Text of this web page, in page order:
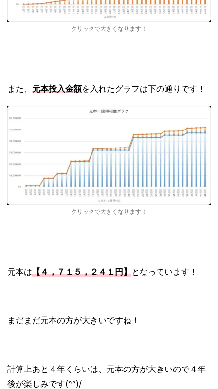
クリックで大きくなります！
また、 元本投入金額を入れたグラフは下の通りです！
クリックで大きくなります！
元本は【４，７１５，２４１円】となっています！
まだまだ元本の方が大きいですね！
計算上あと４年くらいは、元本の方が大きいので４年
後が楽しみです(^^)/